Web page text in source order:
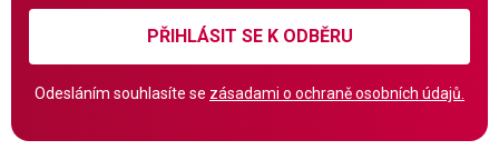
PŘIHLÁSIT SE K ODBĚRU
Odesláním souhlasíte se zásadami o ochraně osobních údajů.